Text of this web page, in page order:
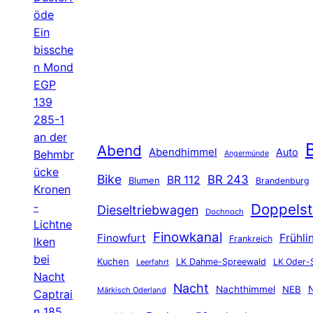
öde
Ein
bissche
n Mond
EGP
139
285-1
an der
Behmbr
ücke
Kronen
-
Lichtne
lken
bei
Nacht
Captrai
Abend Abendhimmel Angermünde Auto
Bike Blumen BR 112 BR 243 Brandenburg
Dieseltriebwagen Dochnoch
Finowfurt Finowkanal Frankreich
Kuchen Leerfahrt LK Dahme-Spreewald LK Oder-
Märkisch Oderland Nacht Nachthimmel NEB